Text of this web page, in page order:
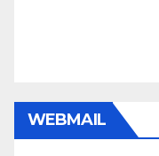
WEBMAIL